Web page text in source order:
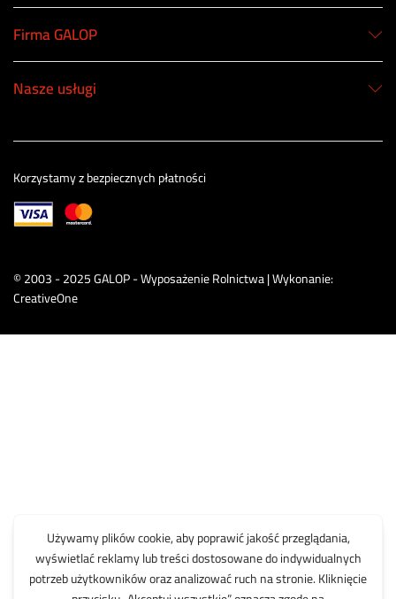
Firma GALOP
Nasze usługi
© 2003 - 2025 GALOP - Wyposażenie Rolnictwa | Wykonanie:
CreativeOne
Korzystamy z bezpiecznych płatności